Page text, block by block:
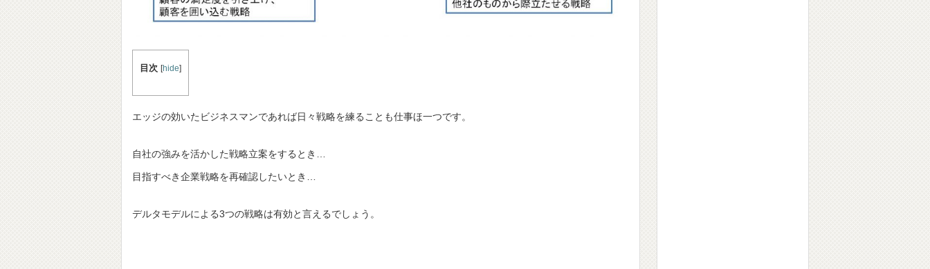
目次 [hide]
エッジの効いたビジネスマンであれば日々戦略を練ることも仕事ほ一つです。
自社の強みを活かした戦略立案をするとき…
目指すべき企業戦略を再確認したいとき…
デルタモデルによる3つの戦略は有効と言えるでしょう。